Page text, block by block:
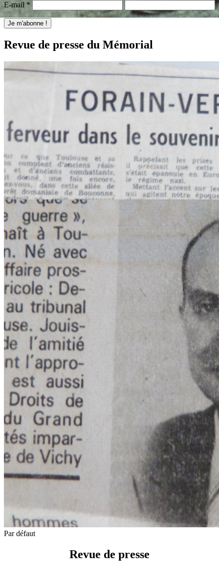
E-mail *
Revue de presse du Mémorial
Par défaut
Revue de presse